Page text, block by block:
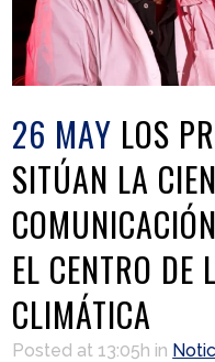
26 MAY LOS
SITÚAN LA
EL CENTRO DE
CLIMÁTICA
Posted at 13:05h in